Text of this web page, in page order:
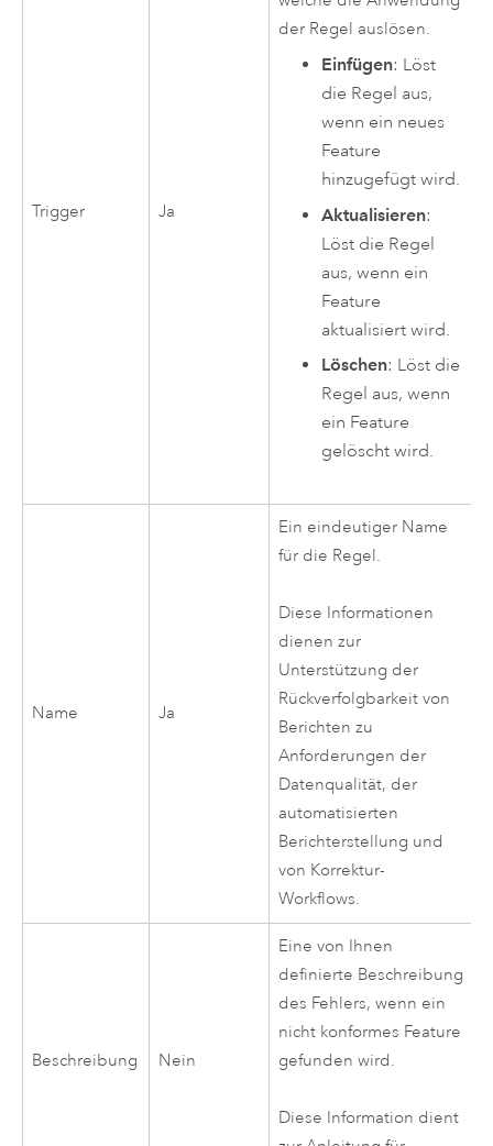
Trigger Ja
der Regel auslösen.
Einfügen: Löst
die Regel aus,
wenn ein neues
Feature
hinzugefügt wird.
Aktualisieren:
Löst die Regel
aus, wenn ein
Feature
aktualisiert wird.
Löschen: Löst die
Regel aus, wenn
ein Feature
gelöscht wird.
Name Ja
Ein eindeutiger Name
für die Regel.
Diese Informationen
dienen zur
Unterstützung der
Rückverfolgbarkeit von
Berichten zu
Anforderungen der
Datenqualität, der
automatisierten
Berichterstellung und
von Korrektur-
Workflows.
Beschreibung Nein
Eine von Ihnen
definierte Beschreibung
des Fehlers, wenn ein
nicht konformes Feature
gefunden wird.
Diese Information dient